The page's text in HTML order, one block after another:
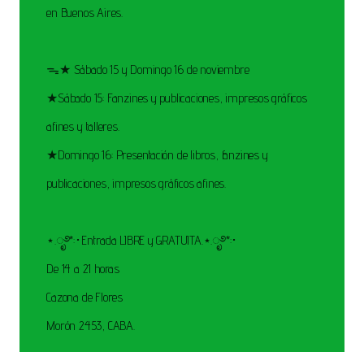
en Buenos Aires.
ᯓ★ Sábado 15 y Domingo 16 de noviembre
★Sábado 15: Fanzines y publicaciones, impresos gráficos
afines y talleres.
★Domingo 16: Presentación de libros, fanzines y
publicaciones, impresos gráficos afines.
⋆.ೃ࿔*:･Entrada LIBRE y GRATUITA.⋆.ೃ࿔*:･
De 14 a 21 horas
Cazona de Flores
Morón 2453, CABA.